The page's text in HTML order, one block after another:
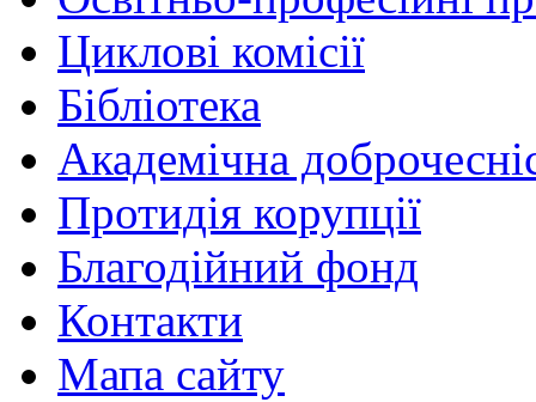
Циклові комісії
Бібліотека
Академічна
Протидія корупції
Благодійний фонд
Контакти
Мапа сайту